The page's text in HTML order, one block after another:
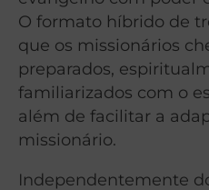
O formato híbrido de
que os missionários
preparados,
familiarizados com o
além de facilitar a
missionário.
Independentemente